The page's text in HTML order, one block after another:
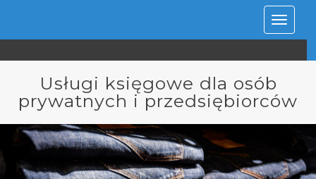
Rozwiń
Usługi księgowe dla osób
prywatnych i przedsiębiorców